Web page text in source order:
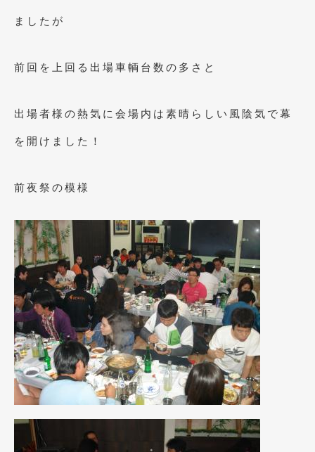
2023年12月
2023年10月 (2)
2022年12月
2022年8月 (1)
2022年4月(2)
2022年1月 (3)
2021年12月(2)
2021年8月(2)
2021年7月(7)
2021年4月(1)
2021年3月
ましたが
前回を上回る出場車輌台数の多さと
出場者様の熱気に会場内は素晴らしい風陰気で幕
を開けました！
前夜祭の模様